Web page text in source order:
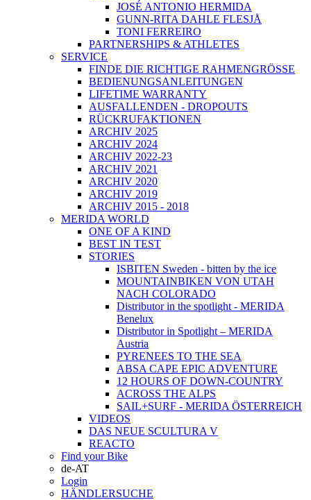
JOSÉ ANTONIO HERMIDA
GUNN-RITA DAHLE FLESJÅ
TONI FERREIRO
PARTNERSHIPS & ATHLETES
SERVICE
FINDE DIE RICHTIGE RAHMENGRÖSSE
BEDIENUNGSANLEITUNGEN
LIFETIME WARRANTY
AUSFALLENDEN - DROPOUTS
RÜCKRUFAKTIONEN
ARCHIV 2025
ARCHIV 2024
ARCHIV 2022-23
ARCHIV 2021
ARCHIV 2020
ARCHIV 2019
ARCHIV 2015 - 2018
MERIDA WORLD
ONE OF A KIND
BEST IN TEST
STORIES
ISBITEN Sweden - bitten by the ice
MOUNTAINBIKEN VON UTAH
NACH COLORADO
Distributor in the spotlight - MERIDA
Benelux
Distributor in Spotlight – MERIDA
Austria
PYRENEES TO THE SEA
ABSA CAPE EPIC ADVENTURE
12 HOURS OF DOWN-COUNTRY
ACROSS THE ALPS
SAIL+SURF - MERIDA ÖSTERREICH
VIDEOS
DAS NEUE SCULTURA V
REACTO
Find your Bike
de-AT
Login
HÄNDLERSUCHE